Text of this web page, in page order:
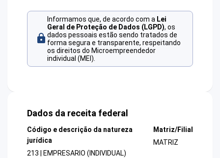
Informamos que, de acordo com a Lei
Geral de Proteção de Dados (LGPD), os
dados pessoais estão sendo tratados de
forma segura e transparente, respeitando
os direitos do Microempreendedor
individual (MEI).
Dados da receita federal
Código e descrição da natureza
jurídica
213 | EMPRESARIO (INDIVIDUAL)
Matriz/Filial
MATRIZ